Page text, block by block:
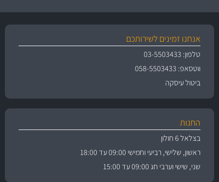
אנחנו זמינים לשירותכם
טלפון: 03-5503433
ווטסאפ: 058-5503433
ביטול עיסקה
החנות
בצלאל 6 חולון
ראשון, שלישי, רביעי וחמישי 09:00 עד 18:00
שני, שישי וערבי חג 09:00 עד 15:00